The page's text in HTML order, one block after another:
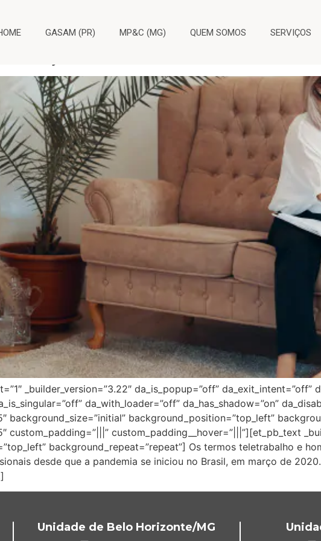
GASAM (PR) MP&C (MG) QUEM SOMOS SERVIÇOS
_builder_version=”3.22″ da_is_popup=”off” da_exit_intent=”off”
da_with_loader=”off” da_has_shadow=”on”
background_size=”initial” background_position=”top_left”
custom_padding=”|||” custom_padding__hover=”|||”][et_pb_text
background_repeat=”repeat”] Os termos teletrabalho e
desde que a pandemia se iniciou no Brasil, em março de
Unidade de Belo Horizonte/MG